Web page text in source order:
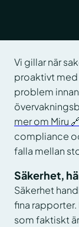
Vi gillar när
proaktivt
problem
mer om Miru 🔗
compliance
falla mellan
Säkerhet,
Säkerhet
fina
som faktiskt